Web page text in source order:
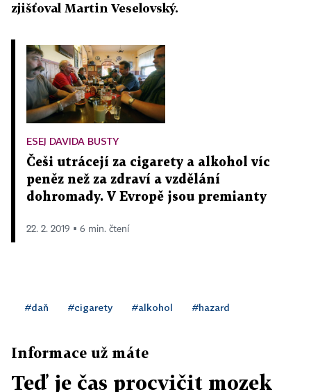
zjišťoval Martin Veselovský.
ESEJ DAVIDA BUSTY
Češi utrácejí za cigarety a alkohol víc
peněz než za zdraví a vzdělání
dohromady. V Evropě jsou premianty
22. 2. 2019 ▪ 6 min. čtení
#daň #cigarety #alkohol #hazard
Informace už máte
Teď je čas procvičit mozek